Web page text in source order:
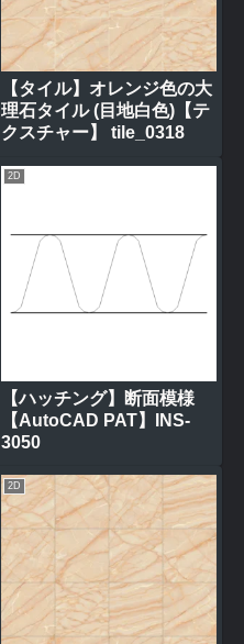
【タイル】オレンジ色の大
理石タイル (目地白色)【テ
クスチャー】 tile_0318
2D
【ハッチング】断面模様
【AutoCAD PAT】INS-
3050
2D